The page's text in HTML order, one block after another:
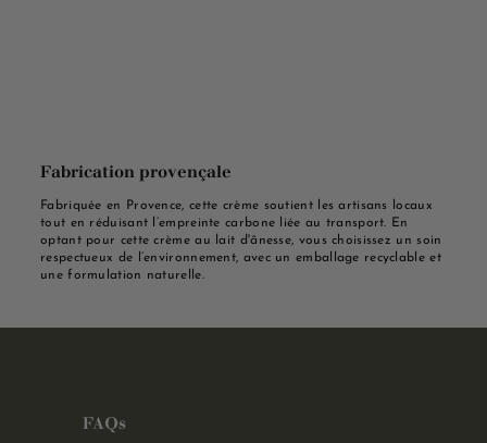
Fabrication provençale
Fabriquée en Provence, cette crème soutient les artisans locaux
tout en réduisant l’empreinte carbone liée au transport. En
optant pour cette crème au lait d'ânesse, vous choisissez un soin
respectueux de l’environnement, avec un emballage recyclable et
une formulation naturelle.
FAQs